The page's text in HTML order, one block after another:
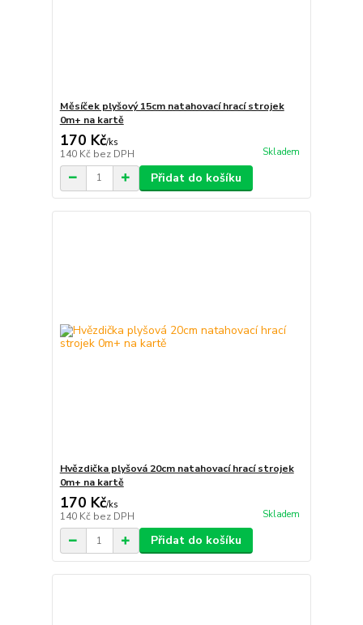
Měsíček plyšový 15cm natahovací hrací strojek
0m+ na kartě
170 Kč/ks
140 Kč bez DPH Skladem
Přidat do košíku
Hvězdička plyšová 20cm natahovací hrací strojek
0m+ na kartě
170 Kč/ks
140 Kč bez DPH Skladem
Přidat do košíku